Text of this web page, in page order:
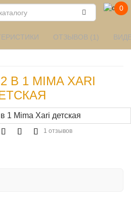
0
В 1 MIMA XARI
ОТЗЫВОВ (1)
1 отзывов